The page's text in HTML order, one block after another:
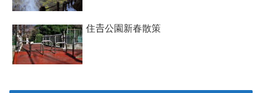
住𠮷公園新春散策